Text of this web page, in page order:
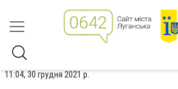
11:04, 30 грудня 2021 р.